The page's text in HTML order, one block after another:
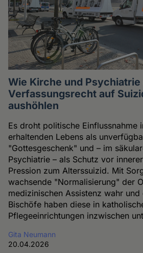
Wie Kirche und Psychiatrie
Verfassungsrecht auf
aushöhlen
Es droht politische Einflussnahme
erhaltenden Lebens als
"Gottesgeschenk" und – im
Psychiatrie – als Schutz vor
Pression zum Alterssuizid. Mit
wachsende "Normalisierung" der
medizinischen Assistenz wahr
Bischöfe haben diese in
Pflegeeinrichtungen inzwischen
Gita Neumann
20.04.2026